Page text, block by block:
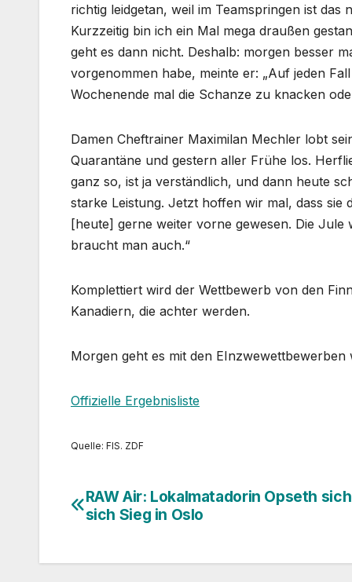
richtig leidgetan, weil im Teamspringen ist
Kurzzeitig bin ich ein Mal mega draußen
geht es dann nicht. Deshalb: morgen besser
vorgenommen habe, meinte er: „Auf jeden
Wochenende mal die Schanze zu knacken
Damen Cheftrainer Maximilan Mechler lobt
Quarantäne und gestern aller Frühe los.
ganz so, ist ja verständlich, und dann heute
starke Leistung. Jetzt hoffen wir mal, dass sie
[heute] gerne weiter vorne gewesen. Die
braucht man auch.“
Komplettiert wird der Wettbewerb von den
Kanadiern, die achter werden.
Morgen geht es mit den EInzwewettbewerben
Offizielle Ergebnisliste
Quelle: FIS. ZDF
Beitragsnavigation
RAW Air: Lokalmatadorin Opseth
sich Sieg in Oslo